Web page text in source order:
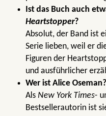
Ist das Buch auch
Heartstopper?
Absolut, der Band ist
Serie lieben, weil er
Figuren der
und ausführlicher
Wer ist Alice Oseman?
Als New York Times-
Bestsellerautorin ist